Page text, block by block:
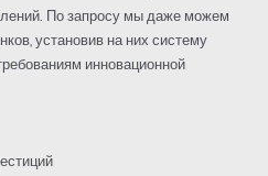
По запросу мы даже можем
установив на них систему
инновационной